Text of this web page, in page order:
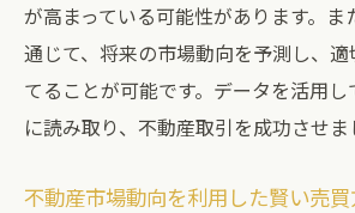
が高まっている可能性があります。ま
通じて、将来の市場動向を予測し、
てることが可能です。データを活用
に読み取り、不動産取引を成功させま
不動産市場動向を利用した賢い売